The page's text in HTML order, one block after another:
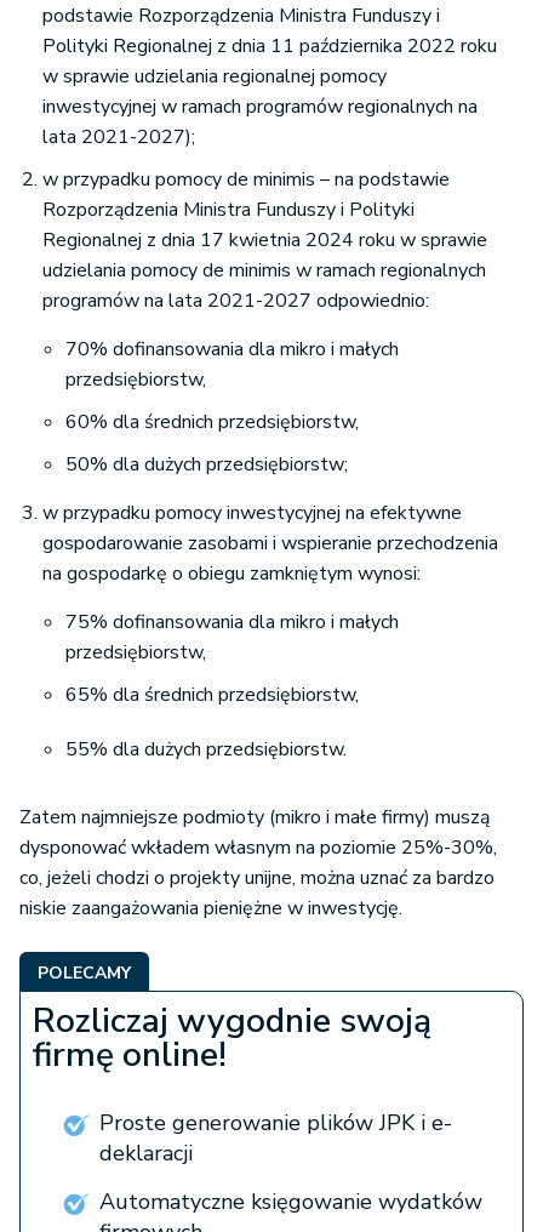
podstawie Rozporządzenia Ministra Funduszy i
Polityki Regionalnej z dnia 11 października 2022 roku
w sprawie udzielania regionalnej pomocy
inwestycyjnej w ramach programów regionalnych na
lata 2021-2027);
w przypadku pomocy de minimis – na podstawie
Rozporządzenia Ministra Funduszy i Polityki
Regionalnej z dnia 17 kwietnia 2024 roku w sprawie
udzielania pomocy de minimis w ramach regionalnych
programów na lata 2021-2027 odpowiednio:
70% dofinansowania dla mikro i małych
przedsiębiorstw,
60% dla średnich przedsiębiorstw,
50% dla dużych przedsiębiorstw;
w przypadku pomocy inwestycyjnej na efektywne
gospodarowanie zasobami i wspieranie przechodzenia
na gospodarkę o obiegu zamkniętym wynosi:
75% dofinansowania dla mikro i małych
przedsiębiorstw,
65% dla średnich przedsiębiorstw,
55% dla dużych przedsiębiorstw.
Zatem najmniejsze podmioty (mikro i małe firmy) muszą
dysponować wkładem własnym na poziomie 25%-30%,
co, jeżeli chodzi o projekty unijne, można uznać za bardzo
niskie zaangażowania pieniężne w inwestycję.
POLECAMY
Rozliczaj wygodnie swoją
firmę online!
Proste generowanie plików JPK i e-
deklaracji
Automatyczne księgowanie wydatków